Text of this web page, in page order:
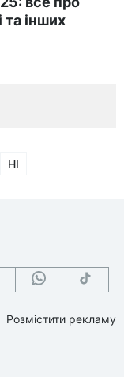
та інших
НІ
Розмістити рекламу